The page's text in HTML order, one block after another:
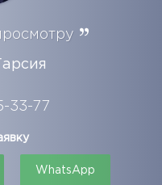
33-77
WhatsApp